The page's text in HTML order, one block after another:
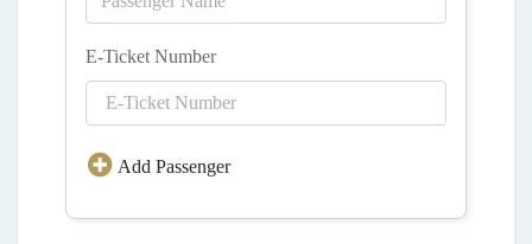
E-Ticket Number
Add Passenger